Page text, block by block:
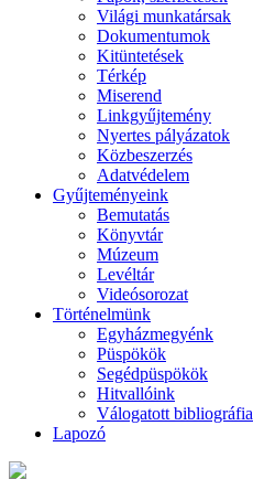
Világi munkatársak
Dokumentumok
Kitüntetések
Térkép
Miserend
Linkgyűjtemény
Nyertes pályázatok
Közbeszerzés
Adatvédelem
Gyűjteményeink
Bemutatás
Könyvtár
Múzeum
Levéltár
Videósorozat
Történelmünk
Egyházmegyénk
Püspökök
Segédpüspökök
Hitvallóink
Válogatott bibliográfia
Lapozó